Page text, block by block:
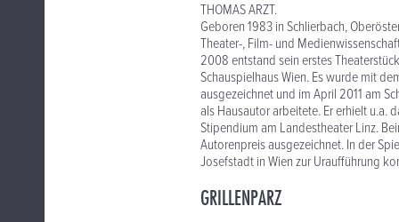
THOMAS ARZT.
​Geboren 1983 in Schlierbach,
Theater-, Film- und
2008 entstand sein erstes
Schauspielhaus Wien. Es wurde mit
ausgezeichnet und im April 2011 am
als Hausautor arbeitete. Er erhielt u.a.
Stipendium am Landestheater Linz.
Autorenpreis ausgezeichnet. In der
Josefstadt in Wien zur Uraufführung
GRILLENPARZ